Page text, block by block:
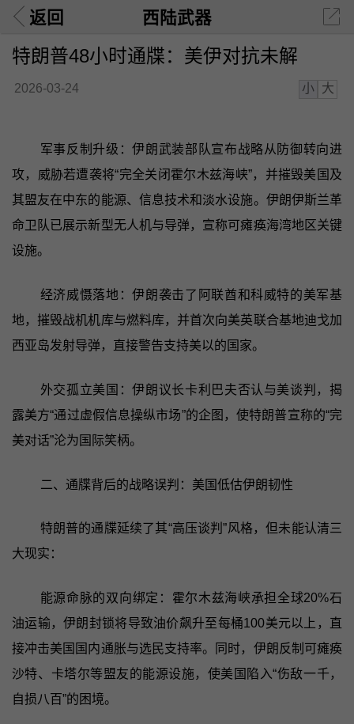
返回 西陆武器
特朗普48小时通牒：美伊对抗未解
2026-03-24 小 大
军事反制升级：伊朗武装部队宣布战略从防御转向进
攻，威胁若遭袭将“完全关闭霍尔木兹海峡”，并摧毁美国及
其盟友在中东的能源、信息技术和淡水设施。伊朗伊斯兰革
命卫队已展示新型无人机与导弹，宣称可瘫痪海湾地区关键
设施。
经济威慑落地：伊朗袭击了阿联酋和科威特的美军基
地，摧毁战机机库与燃料库，并首次向美英联合基地迪戈加
西亚岛发射导弹，直接警告支持美以的国家。
外交孤立美国：伊朗议长卡利巴夫否认与美谈判，揭
露美方“通过虚假信息操纵市场”的企图，使特朗普宣称的“完
美对话”沦为国际笑柄。
二、通牒背后的战略误判：美国低估伊朗韧性
特朗普的通牒延续了其“高压谈判”风格，但未能认清三
大现实：
能源命脉的双向绑定：霍尔木兹海峡承担全球20%石
油运输，伊朗封锁将导致油价飙升至每桶100美元以上，直
接冲击美国国内通胀与选民支持率。同时，伊朗反制可瘫痪
沙特、卡塔尔等盟友的能源设施，使美国陷入“伤敌一千，
自损八百”的困境。